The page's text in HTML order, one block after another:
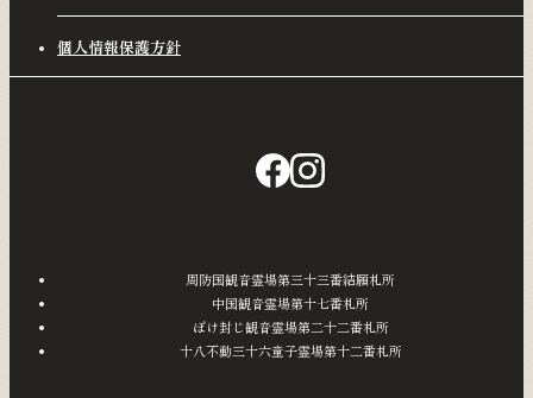
個人情報保護方針
周防国観音霊場第三十三番結願札所
中国観音霊場第十七番札所
ぼけ封じ観音霊場第二十二番札所
十八不動三十六童子霊場第十二番札所